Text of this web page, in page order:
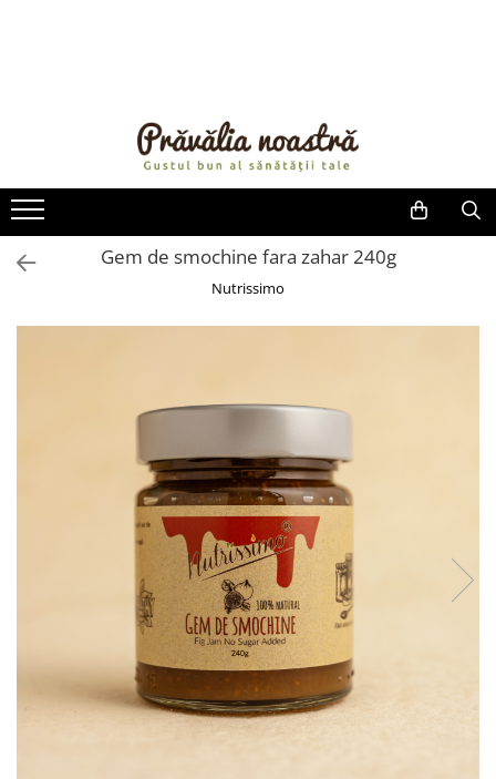
ULEIURI ȘI UNTURI
MĂSLINE
NUCI ȘI SEMINȚE
FRUCTE DESHIDRATATE
FRUCTE LA CONSERVĂ
FĂINĂ FĂRĂ GLUTEN
CREME ȘI PASTE TARTINABILE
CEAIURI GRECEȘTI
CIOCOLATĂ ȘI CACAO
SUPERALIMENTE
LACTATE
Gem de smochine fara zahar 240g
Nutrissimo